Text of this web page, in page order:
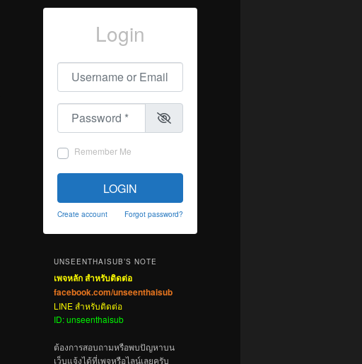
Login
Username or Email
Password
Remember Me
LOGIN
Create account Forgot password?
UNSEENTHAISUB’S NOTE
เพจหลัก สำหรับติดต่อ
facebook.com/unseenthaisub
LINE สำหรับติดต่อ
ID: unseenthaisub
ต้องการสอบถามหรือพบปัญหาบน
เว็บแจ้งได้ที่เพจหรือไลน์เลยครับ